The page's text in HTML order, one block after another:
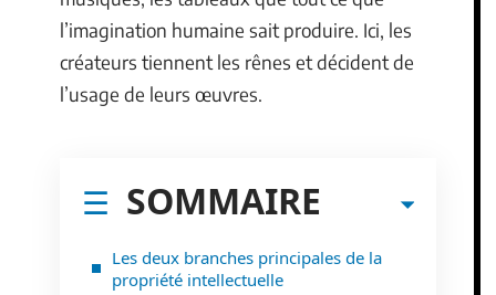
l’imagination humaine sait produire. Ici, les
créateurs tiennent les rênes et décident de
l’usage de leurs œuvres.
SOMMAIRE
Les deux branches principales de la
propriété intellectuelle